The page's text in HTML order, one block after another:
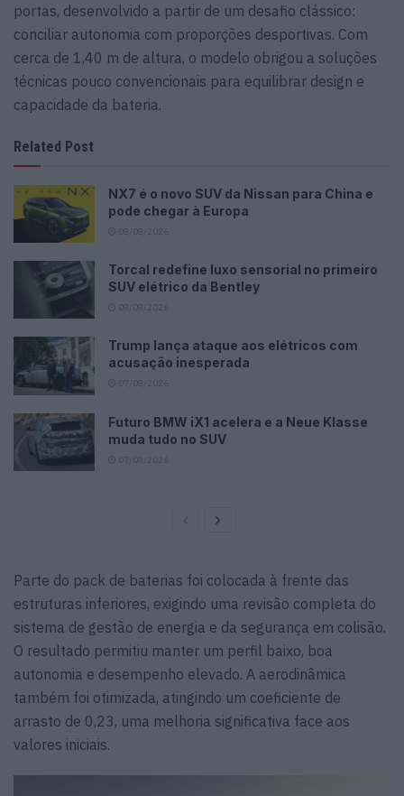
portas, desenvolvido a partir de um desafio clássico:
conciliar autonomia com proporções desportivas. Com
cerca de 1,40 m de altura, o modelo obrigou a soluções
técnicas pouco convencionais para equilibrar design e
capacidade da bateria.
Related Post
NX7 é o novo SUV da Nissan para China e
pode chegar à Europa
Torcal redefine luxo sensorial no primeiro
SUV elétrico da Bentley
Trump lança ataque aos elétricos com
acusação inesperada
Futuro BMW iX1 acelera e a Neue Klasse
muda tudo no SUV
Parte do pack de baterias foi colocada à frente das
estruturas inferiores, exigindo uma revisão completa do
sistema de gestão de energia e da segurança em colisão.
O resultado permitiu manter um perfil baixo, boa
autonomia e desempenho elevado. A aerodinâmica
também foi otimizada, atingindo um coeficiente de
arrasto de 0,23, uma melhoria significativa face aos
valores iniciais.